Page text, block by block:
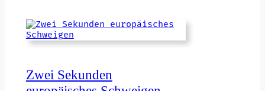
Zwei Sekunden